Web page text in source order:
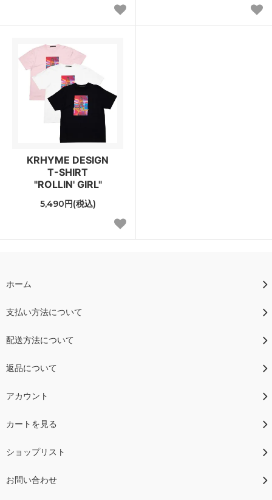
KRHYME DESIGN
T-SHIRT
"ROLLIN' GIRL"
5,490円(税込)
ホーム
支払い方法について
配送方法について
返品について
アカウント
カートを見る
ショップリスト
お問い合わせ